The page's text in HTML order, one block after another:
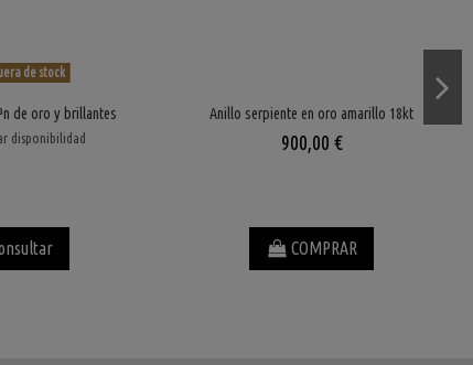
de stock
de oro y brillantes
disponibilidad
Anillo serpiente en oro amarillo 18kt
900,00 €
COMPRAR